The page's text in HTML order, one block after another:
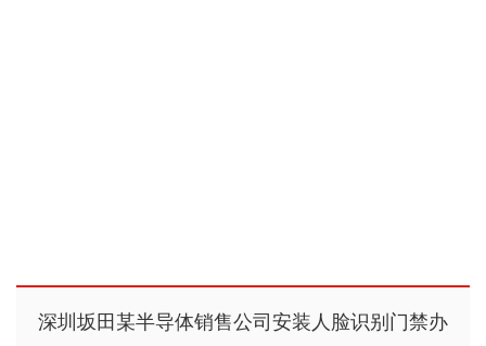
深圳坂田某半导体销售公司安装人脸识别门禁办